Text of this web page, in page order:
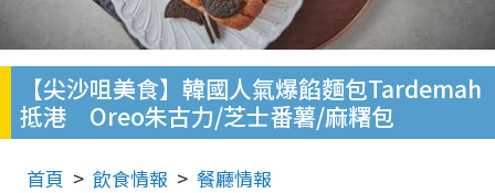
【尖沙咀美食】韓國人氣爆餡麵包Tardemah
抵港 Oreo朱古力/芝士番薯/麻糬包
首頁 飲食情報 餐廳情報